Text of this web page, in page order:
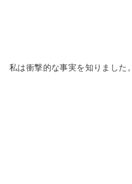
私は衝撃的な事実を知りました。